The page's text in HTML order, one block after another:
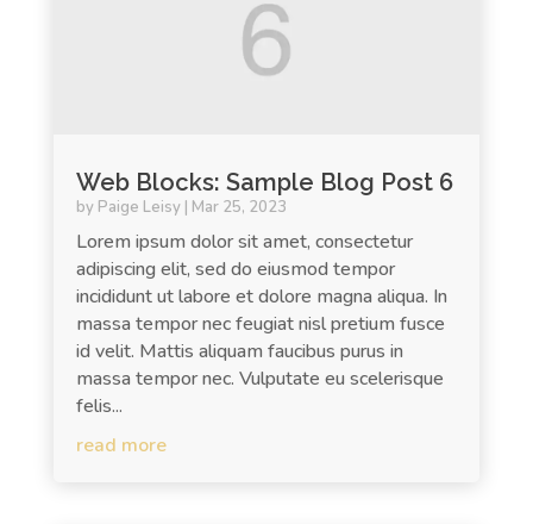
Web Blocks: Sample Blog Post 6
by Paige Leisy| Mar 25, 2023
Lorem ipsum dolor sit amet, consectetur
adipiscing elit, sed do eiusmod tempor
incididunt ut labore et dolore magna aliqua. In
massa tempor nec feugiat nisl pretium fusce
id velit. Mattis aliquam faucibus purus in
massa tempor nec. Vulputate eu scelerisque
felis...
read more